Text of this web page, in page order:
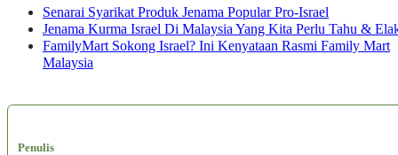
Senarai Syarikat Produk Jenama Popular Pro-Israel
Jenama Kurma Israel Di Malaysia Yang Kita Perlu Tahu &
FamilyMart Sokong Israel? Ini Kenyataan Rasmi Family Mart
Malaysia
Penulis